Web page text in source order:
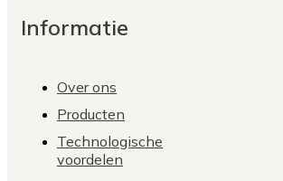
Informatie
Over ons
Producten
Technologische
voordelen